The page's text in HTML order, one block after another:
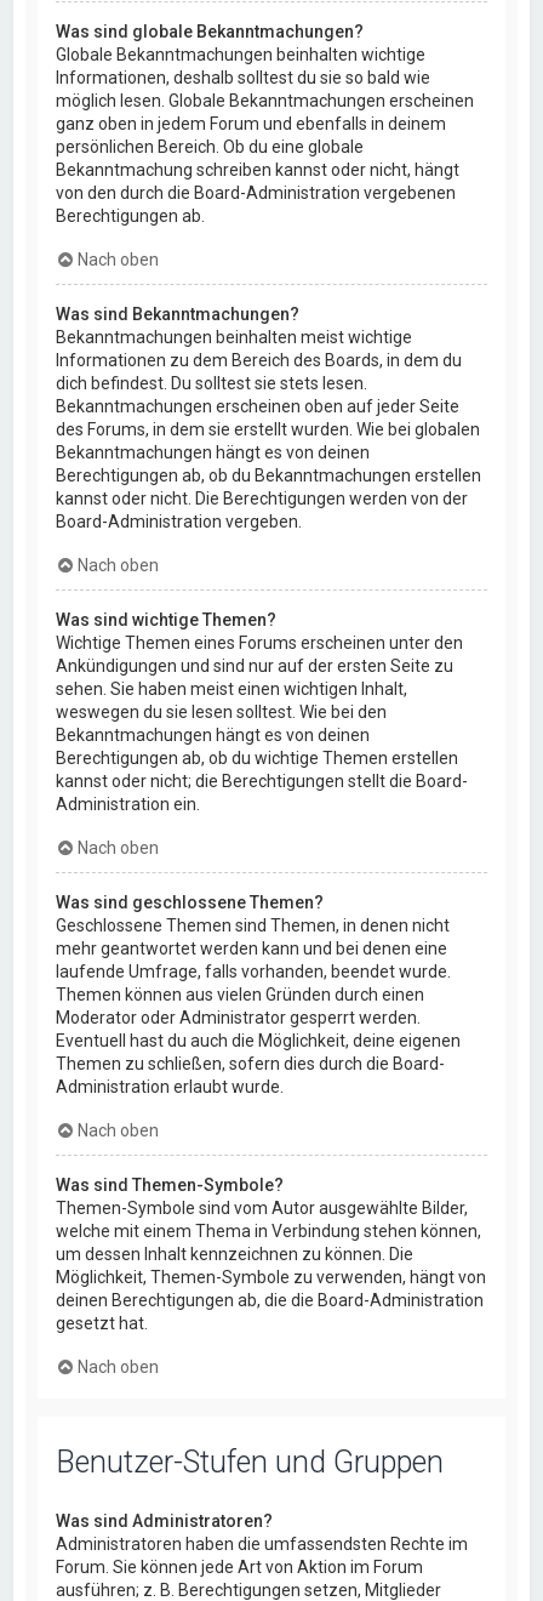
Was sind globale Bekanntmachungen?
Globale Bekanntmachungen beinhalten wichtige
Informationen, deshalb solltest du sie so bald wie
möglich lesen. Globale Bekanntmachungen erscheinen
ganz oben in jedem Forum und ebenfalls in deinem
persönlichen Bereich. Ob du eine globale
Bekanntmachung schreiben kannst oder nicht, hängt
von den durch die Board-Administration vergebenen
Berechtigungen ab.
Nach oben
Was sind Bekanntmachungen?
Bekanntmachungen beinhalten meist wichtige
Informationen zu dem Bereich des Boards, in dem du
dich befindest. Du solltest sie stets lesen.
Bekanntmachungen erscheinen oben auf jeder Seite
des Forums, in dem sie erstellt wurden. Wie bei globalen
Bekanntmachungen hängt es von deinen
Berechtigungen ab, ob du Bekanntmachungen erstellen
kannst oder nicht. Die Berechtigungen werden von der
Board-Administration vergeben.
Nach oben
Was sind wichtige Themen?
Wichtige Themen eines Forums erscheinen unter den
Ankündigungen und sind nur auf der ersten Seite zu
sehen. Sie haben meist einen wichtigen Inhalt,
weswegen du sie lesen solltest. Wie bei den
Bekanntmachungen hängt es von deinen
Berechtigungen ab, ob du wichtige Themen erstellen
kannst oder nicht; die Berechtigungen stellt die Board-
Administration ein.
Nach oben
Was sind geschlossene Themen?
Geschlossene Themen sind Themen, in denen nicht
mehr geantwortet werden kann und bei denen eine
laufende Umfrage, falls vorhanden, beendet wurde.
Themen können aus vielen Gründen durch einen
Moderator oder Administrator gesperrt werden.
Eventuell hast du auch die Möglichkeit, deine eigenen
Themen zu schließen, sofern dies durch die Board-
Administration erlaubt wurde.
Nach oben
Was sind Themen-Symbole?
Themen-Symbole sind vom Autor ausgewählte Bilder,
welche mit einem Thema in Verbindung stehen können,
um dessen Inhalt kennzeichnen zu können. Die
Möglichkeit, Themen-Symbole zu verwenden, hängt von
deinen Berechtigungen ab, die die Board-Administration
gesetzt hat.
Nach oben
Benutzer-Stufen und Gruppen
Was sind Administratoren?
Administratoren haben die umfassendsten Rechte im
Forum. Sie können jede Art von Aktion im Forum
ausführen; z. B. Berechtigungen setzen, Mitglieder